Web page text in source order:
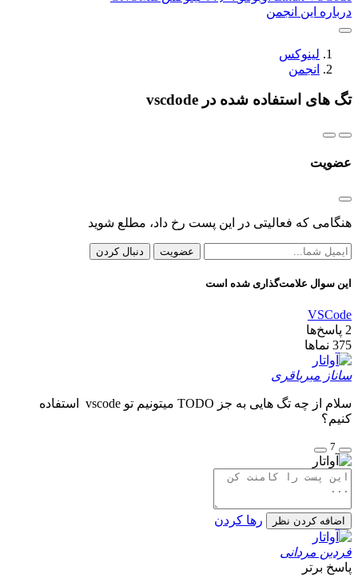
درباره این انجمن
لینوکس
انجمن
تگ های استفاده شده در vscdode
عضویت
هنگامی که فعالیتی در این پست رخ داد، مطلع شوید
عضویت دنبال کردن
این سوال علامت‌گذاری شده است
VSCode
2 پاسخ‌ها
375 نماها
ساناز میرباقری
سلام از چه تگ هایی به جز TODO میتونیم تو vscode استفاده
کنیم؟
7
اضافه کردن نظر رها کردن
فردین مردانی
پاسخ برتر